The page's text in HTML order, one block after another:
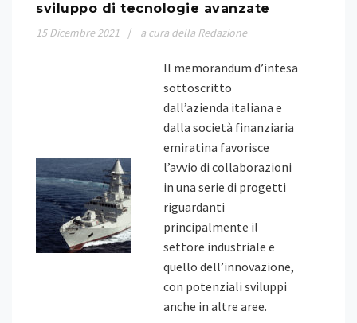
sviluppo di tecnologie avanzate
15 Dicembre 2021 a cura della Redazione
Il memorandum d’intesa
sottoscritto
dall’azienda italiana e
dalla società finanziaria
emiratina favorisce
l’avvio di collaborazioni
in una serie di progetti
riguardanti
principalmente il
settore industriale e
quello dell’innovazione,
con potenziali sviluppi
anche in altre aree.